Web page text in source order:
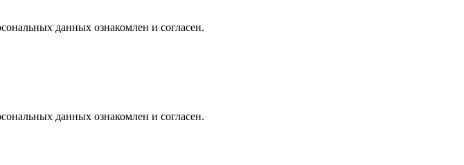
данных ознакомлен и согласен.
данных ознакомлен и согласен.